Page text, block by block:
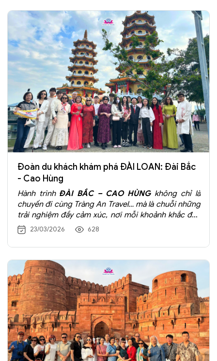
Tokyo
Đoàn du khách khám phá ĐÀI LOAN: Đài Bắc
- Cao Hùng
Hành trình ĐÀI BẮC – CAO HÙNGkhông chỉ là
chuyến đi cùng Tràng An Travel… mà là chuỗi những
trải nghiệm đầy cảm xúc, nơi mỗi khoảnh khắc đều
trở nên đáng nhớ hơn khi lưu lại cùng nhau.
23/03/2026 628